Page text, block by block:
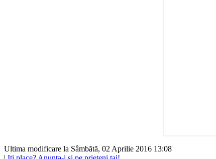
Ultima modificare la Sâmbătă, 02 Aprilie 2016 13:08